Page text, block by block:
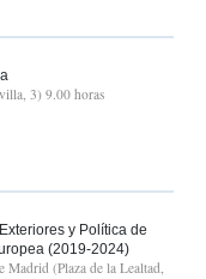
3) 9.00 horas
y Política de
(2019-2024)
(Plaza de la Lealtad,